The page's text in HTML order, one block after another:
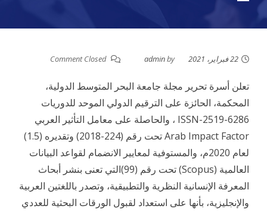
22 فبراير، 2021 by
admin
Comment Closed
تعلن أسرة تحرير مجلة جامعة البحر المتوسط الدولية،
المحكمة، الحائزة على الترقيم الدولي الموحد للدوريات
ISSN-2519-6286 ، والحاصلة على معامل التأثير العربي
Arab Impact Factor تحت رقم (224-2018) وتقديره (1.5)
لعام 2020م، والمستوفية لمعايير الانضمام لقواعد البيانات
العالمية (Scopus) تحت رقم (99)التي تعنى بنشر أبحاث
المعرفة الإنسانية النظرية والتطبيقية، وتصدر باللغتين العربية
والإنجليزية، بأنها على استعداد لقبول الورقات البحثية للعددي